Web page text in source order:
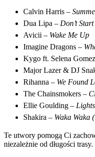
Calvin Harris –
Dua Lipa – Don’t
Avicii – Wake Me Up
Imagine Dragons –
Kygo ft. Selena
Major Lazer & DJ
Rihanna – We Found
The Chainsmokers –
Ellie Goulding – Lights
Shakira – Waka Waka
Te utwory pomogą Ci
niezależnie od długości trasy.